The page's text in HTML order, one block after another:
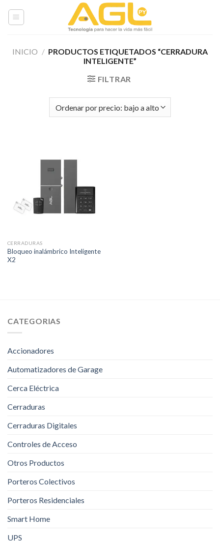
INICIO / PRODUCTOS ETIQUETADOS “CERRADURA
INTELIGENTE”
FILTRAR
CERRADURAS
Bloqueo inalámbrico Inteligente
X2
CATEGORIAS
Accionadores
Automatizadores de Garage
Cerca Eléctrica
Cerraduras
Cerraduras Digitales
Controles de Acceso
Otros Productos
Porteros Colectivos
Porteros Residenciales
Smart Home
UPS